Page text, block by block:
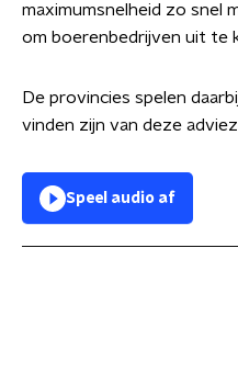
maximumsnelheid zo snel
om boerenbedrijven uit te
De provincies spelen
vinden zijn van deze
Speel audio af